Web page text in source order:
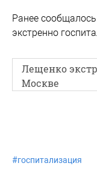
Ранее
экстренно
Лещенко
Москве
#госпитализация